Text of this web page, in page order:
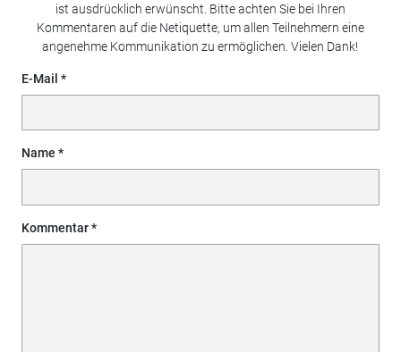
ist ausdrücklich erwünscht. Bitte achten Sie bei Ihren
Kommentaren auf die Netiquette, um allen Teilnehmern eine
angenehme Kommunikation zu ermöglichen. Vielen Dank!
E-Mail
Name
Kommentar